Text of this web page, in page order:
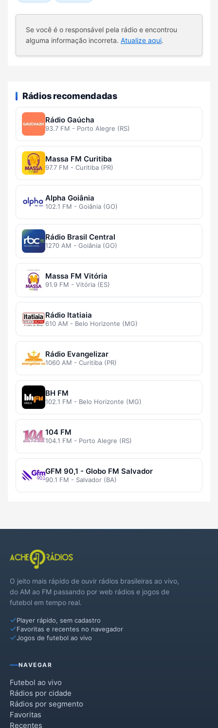
Se você é o responsável pela rádio e encontrou
alguma informação incorreta. Atualize aqui.
Rádios recomendadas
Rádio Gaúcha
93.7 FM - Porto Alegre (RS)
Massa FM Curitiba
97.7 FM - Curitiba (PR)
Alpha Goiânia
102.1 FM - Goiânia (GO)
Rádio Brasil Central
1270 AM - Goiânia (GO)
Massa FM Vitória
91.9 FM - Vitória (ES)
Rádio Itatiaia
610 AM - Belo Horizonte (MG)
Rádio Evangelizar
1060 AM - Curitiba (PR)
BH FM
102.1 FM - Belo Horizonte (MG)
104 FM
104.1 FM - Porto Alegre (RS)
GFM 90,1 - Globo FM Salvador
90.1 FM - Salvador (BA)
O jeito mais rápido de ouvir rádios brasileiras ao vivo,
do AM ao FM passando por web rádios e jogos de
futebol em tempo real.
Player rápido, sem cadastro
Favoritas e recentes no navegador
Jogos de futebol ao vivo
NAVEGAR
Futebol ao vivo
Rádios por cidade
Rádios por segmento
Favoritas
Recentes